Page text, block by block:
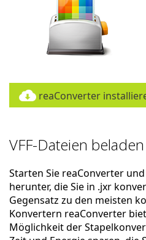
reaConverter
VFF-Dateien beladen
Starten Sie reaConverter
herunter, die Sie in .jxr
Gegensatz zu den meisten
Konvertern reaConverter
Möglichkeit der